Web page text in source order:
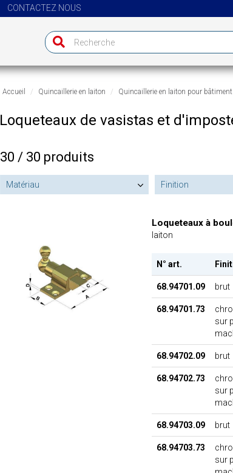
CONTACTEZ NOUS
Accueil Quincaillerie en laiton Quincaillerie en laiton pour bâtiment
Loqueteaux de vasistas et
30 / 30 produits
Matériau Finition
Loqueteaux à
laiton
N° art.
68.94701.09 brut
68.94701.73
sur
68.94702.09 brut
68.94702.73
sur
68.94703.09 brut
68.94703.73
sur